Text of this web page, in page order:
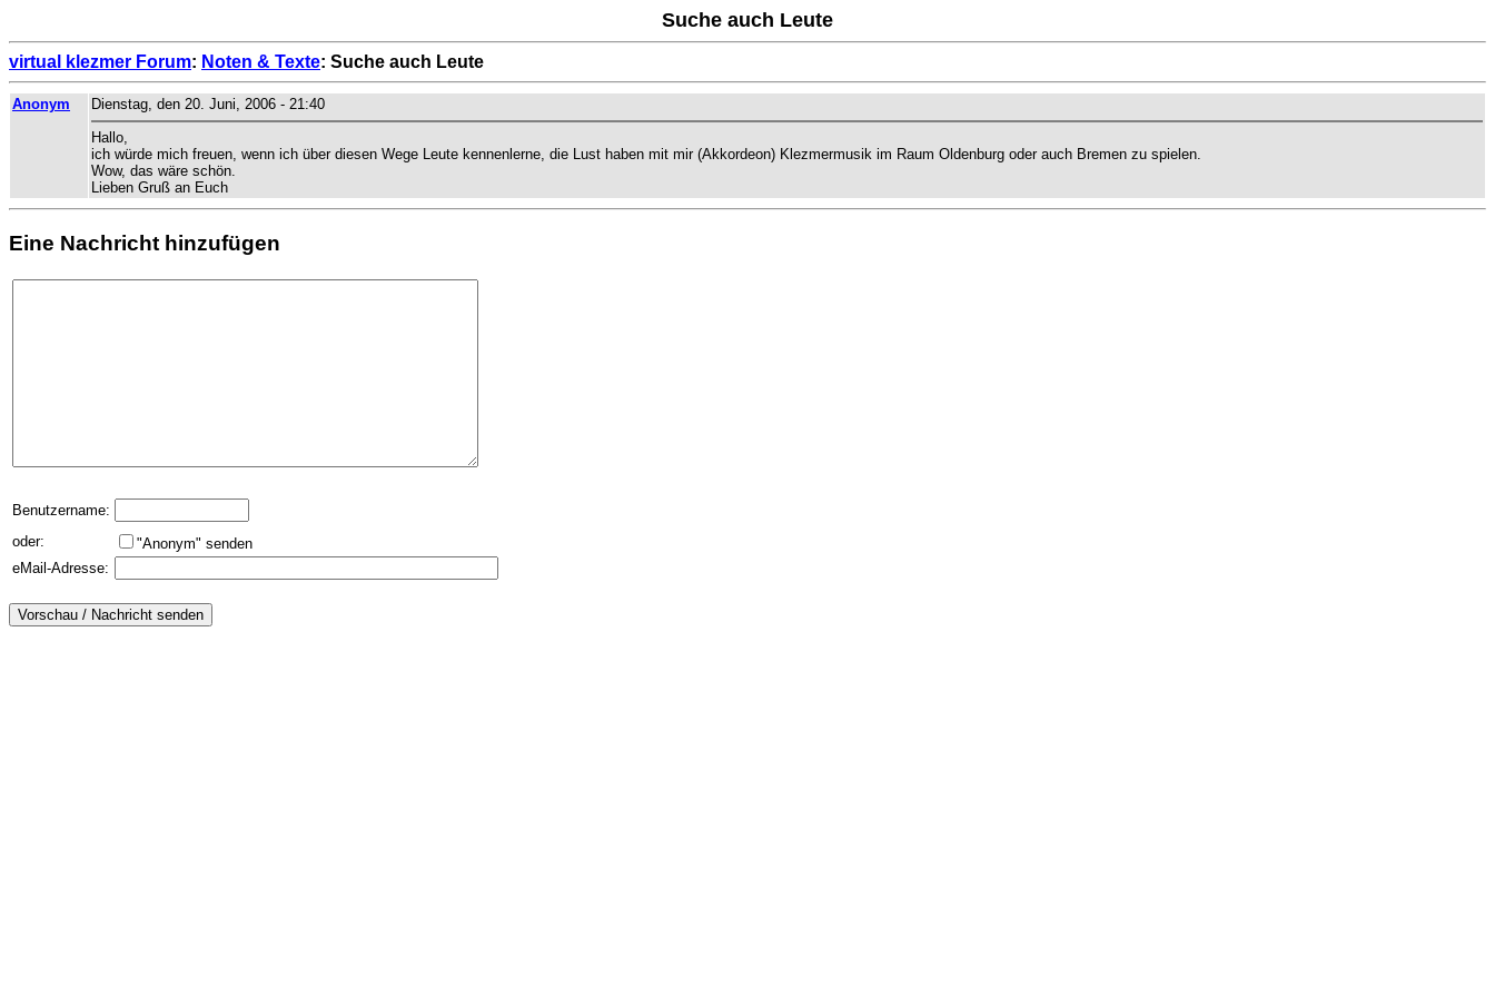
Suche auch Leute
virtual klezmer Forum: Noten & Texte: Suche auch Leute
Anonym
Dienstag, den 20. Juni, 2006 - 21:40
Hallo,
ich würde mich freuen, wenn ich über diesen Wege Leute kennenlerne, die Lust haben mit mir (Akkordeon) Klezmermusik im Raum Oldenburg oder auch Bremen zu spielen.
Wow, das wäre schön.
Lieben Gruß an Euch
Eine Nachricht hinzufügen
Benutzername:
oder:
"Anonym" senden
eMail-Adresse: